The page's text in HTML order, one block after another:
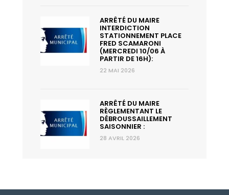
ARRÊTÉ DU MAIRE
INTERDICTION
STATIONNEMENT PLACE
FRED SCAMARONI
(MERCREDI 10/06 À
PARTIR DE 16H):
22 MAI 2026
ARRÊTÉ DU MAIRE
RÈGLEMENTANT LE
DÉBROUSSAILLEMENT
SAISONNIER :
28 AVRIL 2026